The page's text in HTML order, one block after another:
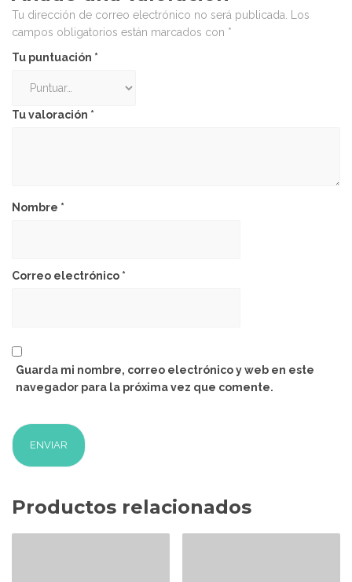
Tu dirección de correo electrónico no será publicada. Los
campos obligatorios están marcados con *
Tu puntuación *
Tu valoración *
Nombre *
Correo electrónico *
Guarda mi nombre, correo electrónico y web en este
navegador para la próxima vez que comente.
Productos relacionados